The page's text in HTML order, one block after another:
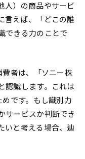
人）の商品やサービ
言えば、「どこの誰
できる力のことで
者は、「ソニー株
認識します。これは
めです。もし識別力
サービスか判断でき
いと考える場合、辿